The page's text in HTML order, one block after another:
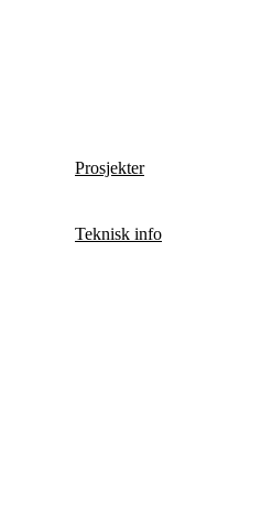
Prosjekter
Teknisk info